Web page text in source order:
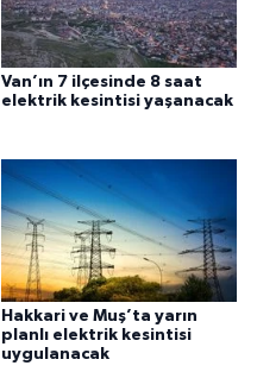
Van’ın 7 ilçesinde 8 saat
elektrik kesintisi yaşanacak
Hakkari ve Muş’ta yarın
planlı elektrik kesintisi
uygulanacak